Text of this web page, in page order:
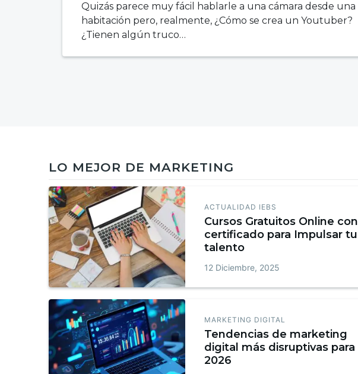
Quizás parece muy fácil hablarle a una cámara desde una
habitación pero, realmente, ¿Cómo se crea un Youtuber?
¿Tienen algún truco…
LO MEJOR DE MARKETING
ACTUALIDAD IEBS
Cursos Gratuitos Online con
certificado para Impulsar tu
talento
12 Diciembre, 2025
MARKETING DIGITAL
Tendencias de marketing
digital más disruptivas para
2026